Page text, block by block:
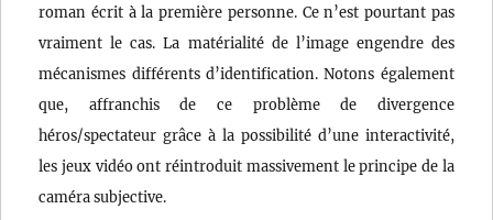
roman écrit à la première personne. Ce n’est pourtant pas
vraiment le cas. La matérialité de l’image engendre des
mécanismes différents d’identification. Notons également
que, affranchis de ce problème de divergence
héros/spectateur grâce à la possibilité d’une interactivité,
les jeux vidéo ont réintroduit massivement le principe de la
caméra subjective.